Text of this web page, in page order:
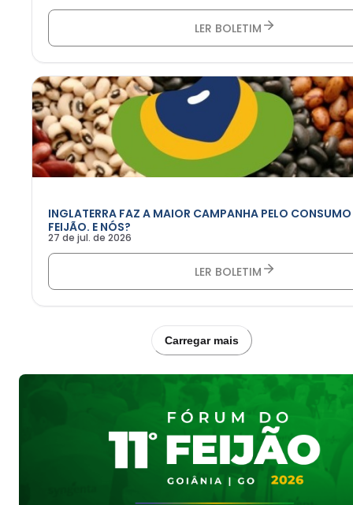
LER BOLETIM
INGLATERRA FAZ A MAIOR CAMPANHA PELO CONSUMO
FEIJÃO. E NÓS?
27 de jul. de 2026
LER BOLETIM
Carregar mais